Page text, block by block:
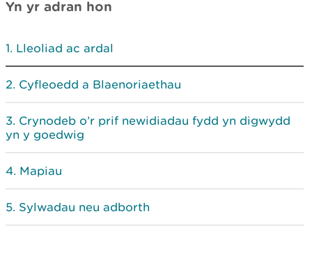
Yn yr adran hon
Lleoliad ac ardal
Cyfleoedd a Blaenoriaethau
Crynodeb o’r prif newidiadau fydd yn digwydd
yn y goedwig
Mapiau
Sylwadau neu adborth